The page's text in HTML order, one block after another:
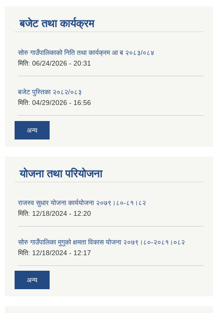
बजेट तथा कार्यक्रम
सोरु गाउँपालिकाको निति तथा कार्यक्रम आ ब २०८३/०८४
मिति: 06/24/2026 - 20:31
बजेट पुस्तिका २०८२/०८३
मिति: 04/29/2026 - 16:56
अन्य
योजना तथा परियोजना
राजस्व सुधार योजना कार्ययोजना २०७९।८०-८१।८२
मिति: 12/18/2024 - 12:20
सोरु गाउँपालिका मुगुको क्षमता विकास योजना २०७९।८०-२०८१।०८२
मिति: 12/18/2024 - 12:17
अन्य